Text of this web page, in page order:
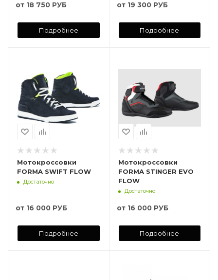
от 18 750 РУБ
Подробнее
от 19 300 РУБ
Подробнее
Мотокроссовки
FORMA SWIFT FLOW
Достаточно
от 16 000 РУБ
Подробнее
Мотокроссовки
FORMA STINGER EVO
FLOW
Достаточно
от 16 000 РУБ
Подробнее